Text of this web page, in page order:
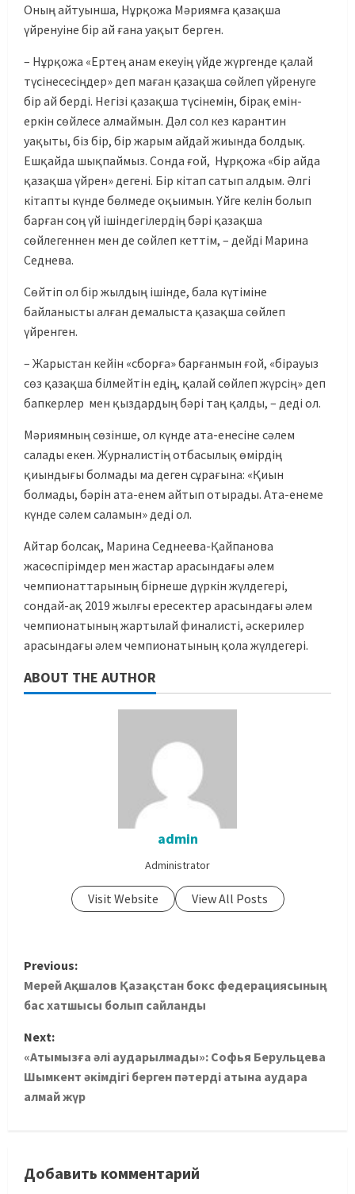
Оның айтуынша, Нұрқожа Мәриямға қазақша
үйренуіне бір ай ғана уақыт берген.
– Нұрқожа «Ертең анам екеуің үйде жүргенде қалай
түсінесесіңдер» деп маған қазақша сөйлеп үйренуге
бір ай берді. Негізі қазақша түсінемін, бірақ емін-
еркін сөйлесе алмаймын. Дәл сол кез карантин
уақыты, біз бір, бір жарым айдай жиында болдық.
Ешқайда шықпаймыз. Сонда ғой, Нұрқожа «бір айда
қазақша үйрен» дегені. Бір кітап сатып алдым. Әлгі
кітапты күнде бөлмеде оқыимын. Үйге келін болып
барған соң үй ішіндегілердің бәрі қазақша
сөйлегеннен мен де сөйлеп кеттім, – дейді Марина
Седнева.
Сөйтіп ол бір жылдың ішінде, бала күтіміне
байланысты алған демалыста қазақша сөйлеп
үйренген.
– Жарыстан кейін «сборға» барғанмын ғой, «бірауыз
сөз қазақша білмейтін едің, қалай сөйлеп жүрсің» деп
бапкерлер мен қыздардың бәрі таң қалды, – деді ол.
Мәриямның сөзінше, ол күнде ата-енесіне сәлем
салады екен. Журналистің отбасылық өмірдің
қиындығы болмады ма деген сұрағына: «Қиын
болмады, бәрін ата-енем айтып отырады. Ата-енеме
күнде сәлем саламын» деді ол.
Айтар болсақ, Марина Седнеева-Қайпанова
жасөспірімдер мен жастар арасындағы әлем
чемпионаттарының бірнеше дүркін жүлдегері,
сондай-ақ 2019 жылғы ересектер арасындағы әлем
чемпионатының жартылай финалисті, әскерилер
арасындағы әлем чемпионатының қола жүлдегері.
ABOUT THE AUTHOR
admin
Administrator
Visit Website View All Posts
Previous:
Мерей Ақшалов Қазақстан бокс федерациясының
бас хатшысы болып сайланды
Next:
«Атымызға әлі аударылмады»: Софья Берульцева
Шымкент әкімдігі берген пәтерді атына аудара
алмай жүр
Добавить комментарий